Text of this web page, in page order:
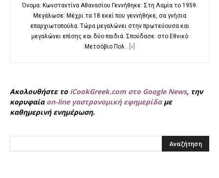
Όνομα: Κωνσταντίνα Αθανασίου Γεννήθηκε: Στη Λαμία το 1959.
Μεγάλωσε: Μέχρι τα 18 εκεί που γεννήθηκε, σα γνήσια
επαρχιωτοπούλα. Τώρα μεγαλώνει στην πρωτεύουσα και
μεγαλώνει επίσης και δύο παιδιά. Σπούδασε: στο Εθνικό
Μετσόβιο Πολ...[»]
Ακολουθήστε το iCookGreek.com στο Google News, την
κορυφαία on-line γαστρονομική εφημερίδαμε
καθημερινή ενημέρωση.